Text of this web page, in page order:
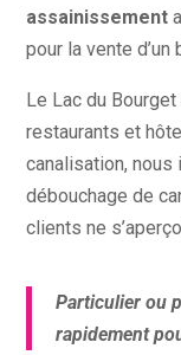
assainissement
pour la vente d’un
Le Lac du
restaurants et
canalisation, nous
débouchage de
clients ne
Particulier ou
rapidement